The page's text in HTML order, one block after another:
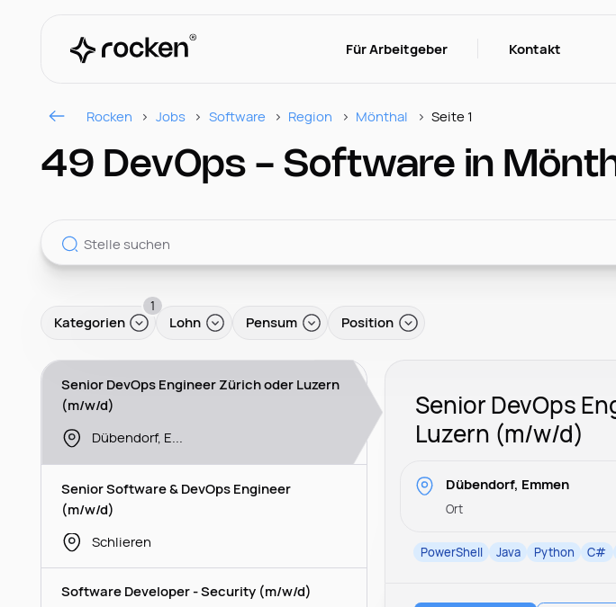
Für Arbeitgeber Kontakt
Rocken Jobs Software Region Mönthal Seite 1
49 DevOps - Software in
Kategorien
1
Lohn Pensum Position
Senior DevOps Engineer Zürich oder Luzern
(m/w/d)
Senior Software & DevOps Engineer
(m/w/d)
Schlieren
Software Developer - Security (m/w/d)
Senior DevOps
Luzern (m/w/d)
Dübendorf, Emmen
Ort
PowerShell Java Python C#